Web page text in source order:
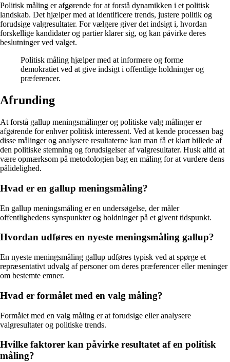
Politisk måling er afgørende for at forstå dynamikken i et politisk
landskab. Det hjælper med at identificere trends, justere politik og
forudsige valgresultater. For vælgere giver det indsigt i, hvordan
forskellige kandidater og partier klarer sig, og kan påvirke deres
beslutninger ved valget.
Politisk måling hjælper med at informere og forme
demokratiet ved at give indsigt i offentlige holdninger og
præferencer.
Afrunding
At forstå gallup meningsmålinger og politiske valg målinger er
afgørende for enhver politisk interessent. Ved at kende processen bag
disse målinger og analysere resultaterne kan man få et klart billede af
den politiske stemning og forudsigelser af valgresultater. Husk altid at
være opmærksom på metodologien bag en måling for at vurdere dens
pålidelighed.
Hvad er en gallup meningsmåling?
En gallup meningsmåling er en undersøgelse, der måler
offentlighedens synspunkter og holdninger på et givent tidspunkt.
Hvordan udføres en nyeste meningsmåling gallup?
En nyeste meningsmåling gallup udføres typisk ved at spørge et
repræsentativt udvalg af personer om deres præferencer eller meninger
om bestemte emner.
Hvad er formålet med en valg måling?
Formålet med en valg måling er at forudsige eller analysere
valgresultater og politiske trends.
Hvilke faktorer kan påvirke resultatet af en politisk
måling?